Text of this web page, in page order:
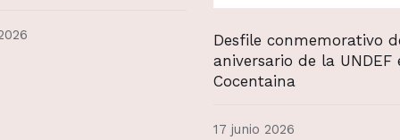
Desfile conmemorativo
aniversario de la UNDEF
Cocentaina
17 junio 2026